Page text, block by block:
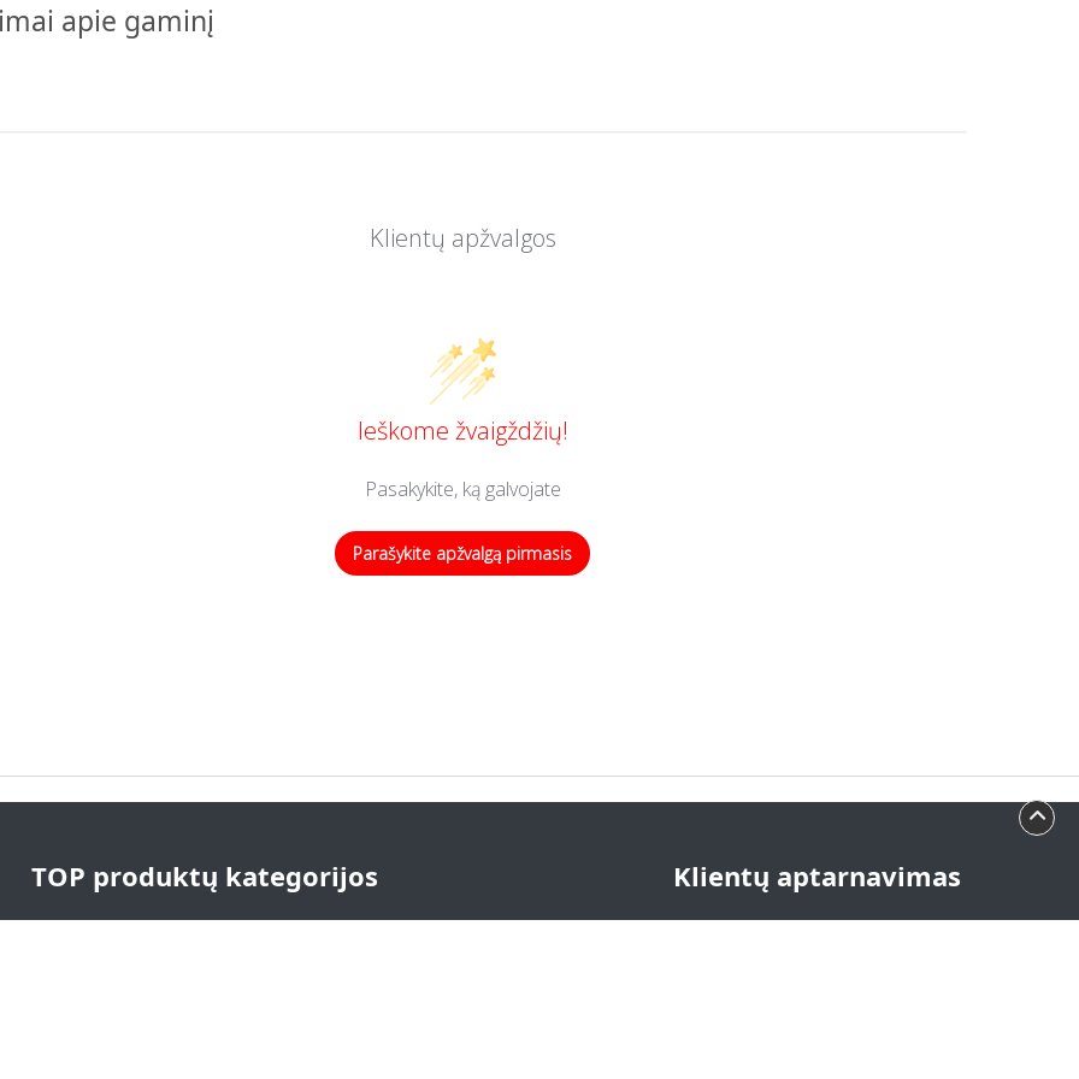
apie gaminį
Klientų apžvalgos
Ieškome žvaigždžių!
Pasakykite, ką galvojate
Parašykite apžvalgą pirmasis
TOP produktų kategorijos Klientų aptarnavimas